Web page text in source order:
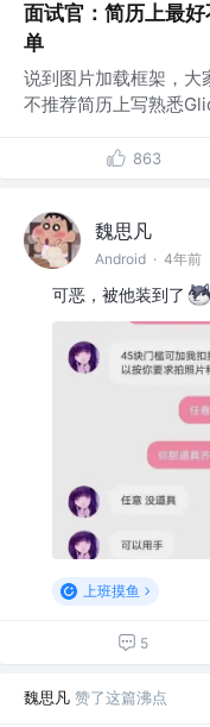
面试官：简历上最
单
说到图片加载框架，大
不推荐简历上写熟悉
863
魏思凡
Android · 4年前
可恶，被他装到了
上班摸鱼
5
魏思凡 赞了这篇沸点